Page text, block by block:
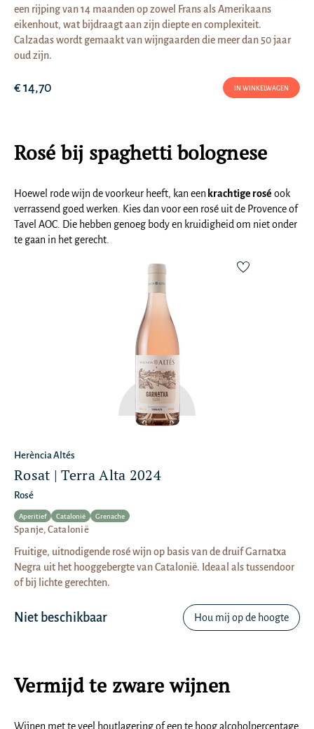
een rijping van 14 maanden op zowel Frans als Amerikaans
eikenhout, wat bijdraagt aan zijn diepte en complexiteit.
Calzadas wordt gemaakt van wijngaarden die meer dan 50 jaar
oud zijn.
€ 14,70 IN WINKELWAGEN
Rosé bij spaghetti bolognese
Hoewel rode wijn de voorkeur heeft, kan een krachtige rosé ook
verrassend goed werken. Kies dan voor een rosé uit de Provence of
Tavel AOC. Die hebben genoeg body en kruidigheid om niet onder
te gaan in het gerecht.
Herència Altés
Rosat | Terra Alta 2024
Rosé
Aperitief Catalonië Grenache
Spanje, Catalonië
Fruitige, uitnodigende rosé wijn op basis van de druif Garnatxa
Negra uit het hooggebergte van Catalonië. Ideaal als tussendoor
of bij lichte gerechten.
Niet beschikbaar Hou mij op de hoogte
Vermijd te zware wijnen
Wijnen met te veel houtlagering of een te hoog alcoholpercentage